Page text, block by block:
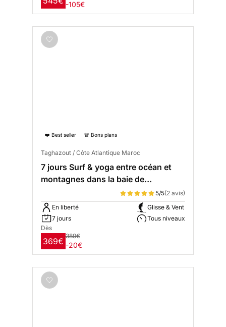
-105€
❤️ Best seller 🚨 Bons plans
Taghazout / Côte Atlantique Maroc
7 jours Surf & yoga entre océan et
montagnes dans la baie de
5/5(2 avis)
En liberté
7 jours
Glisse & Vent
Tous niveaux
Dès
369€
389€
-20€